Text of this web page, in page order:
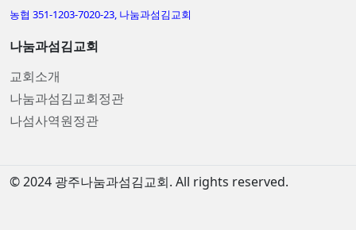
농협 351-1203-7020-23, 나눔과섬김교회
나눔과섬김교회
교회소개
나눔과섬김교회정관
나섬사역원정관
© 2024 광주나눔과섬김교회. All rights reserved.